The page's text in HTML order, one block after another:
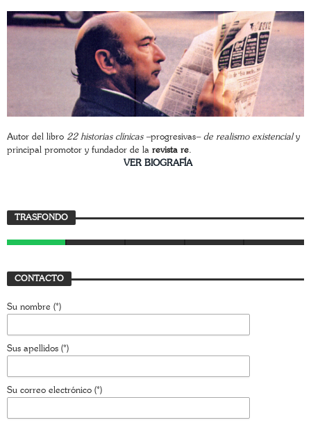
Autor del libro 22 historias clínicas –progresivas– de realismo existencialy
principal promotor y fundador de la revista re.
VER BIOGRAFÍA
TRASFONDO
JAVIER BUSTAMANTE
CONTACTO
Su nombre (*)
Sus apellidos (*)
Su correo electrónico (*)